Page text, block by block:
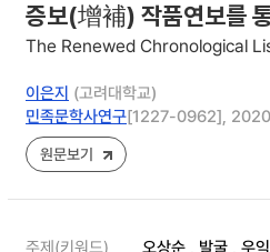
증보(增補) 작품연보를
The Renewed Chronological
이은지 (고려대학교)
민족문학사연구[1227-0962],
원문보기
주제(키워드) 오상순 , 발굴 , 우